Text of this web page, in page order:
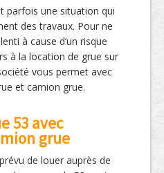
parfois une situation qui
des travaux. Pour ne
à cause d’un risque
à la location de grue sur
vous permet avec
et camion grue.
53 avec
grue
de louer auprès de